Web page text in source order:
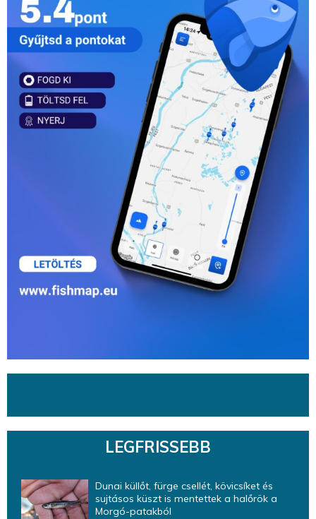
LEGFRISSEBB
Dunai küllőt, fürge csellét, kövicsíket és
sujtásos küszt is mentettek a halőrök a
Morgó-patakból